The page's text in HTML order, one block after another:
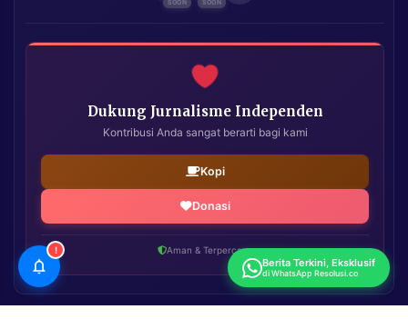
Dukung Jurnalisme Independen
Kontribusi Anda sangat berarti bagi kami
Kopi
Donasi
Aman & Terpercaya
!
Berita Terkini, Eksklusif
di WhatsApp Resolusi.co